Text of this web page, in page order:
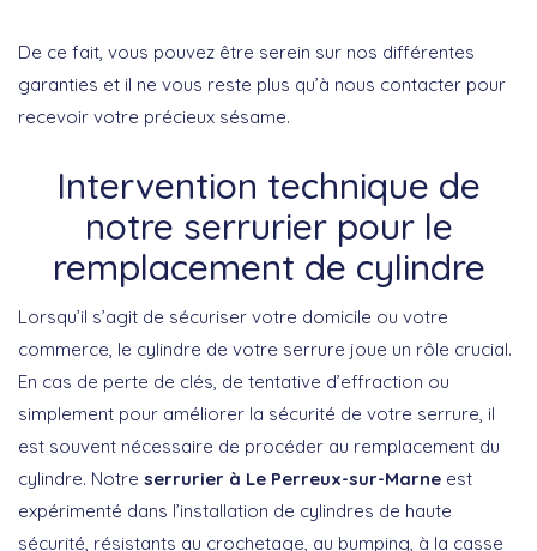
De ce fait, vous pouvez être serein sur nos différentes
garanties et il ne vous reste plus qu’à nous contacter pour
recevoir votre précieux sésame.
Intervention technique de
notre serrurier pour le
remplacement de cylindre
Lorsqu’il s’agit de sécuriser votre domicile ou votre
commerce, le cylindre de votre serrure joue un rôle crucial.
En cas de perte de clés, de tentative d’effraction ou
simplement pour améliorer la sécurité de votre serrure, il
est souvent nécessaire de procéder au remplacement du
cylindre. Notre serrurier à Le Perreux-sur-Marne est
expérimenté dans l’installation de cylindres de haute
sécurité, résistants au crochetage, au bumping, à la casse